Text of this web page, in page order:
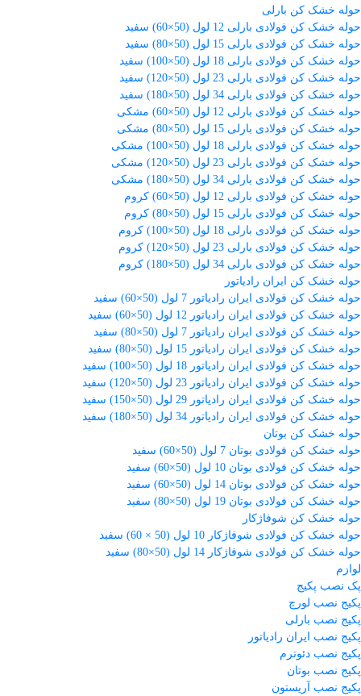
حوله خشک کن بارلی
حوله خشک کن فولادی بارلی 12 لول (50×60) سفید
حوله خشک کن فولادی بارلی 15 لول (50×80) سفید
حوله خشک کن فولادی بارلی 18 لول (50×100) سفید
حوله خشک کن فولادی بارلی 23 لول (50×120) سفید
حوله خشک کن فولادی بارلی 34 لول (50×180) سفید
حوله خشک کن فولادی بارلی 12 لول (50×60) مشکی
حوله خشک کن فولادی بارلی 15 لول (50×80) مشکی
حوله خشک کن فولادی بارلی 18 لول (50×100) مشکی
حوله خشک کن فولادی بارلی 23 لول (50×120) مشکی
حوله خشک کن فولادی بارلی 34 لول (50×180) مشکی
حوله خشک کن فولادی بارلی 12 لول (50×60) کروم
حوله خشک کن فولادی بارلی 15 لول (50×80) کروم
حوله خشک کن فولادی بارلی 18 لول (50×100) کروم
حوله خشک کن فولادی بارلی 23 لول (50×120) کروم
حوله خشک کن فولادی بارلی 34 لول (50×180) کروم
حوله خشک کن ایران رادیاتور
حوله خشک کن فولادی ایران رادیاتور 7 لول (50×60) سفید
حوله خشک کن فولادی ایران رادیاتور 12 لول (50×60) سفید
حوله خشک کن فولادی ایران رادیاتور 7 لول (50×80) سفید
حوله خشک کن فولادی ایران رادیاتور 15 لول (50×80) سفید
حوله خشک کن فولادی ایران رادیاتور 18 لول (50×100) سفید
حوله خشک کن فولادی ایران رادیاتور 23 لول (50×120) سفید
حوله خشک کن فولادی ایران رادیاتور 29 لول (50×150) سفید
حوله خشک کن فولادی ایران رادیاتور 34 لول (50×180) سفید
حوله خشک کن بوتان
حوله خشک کن فولادی بوتان 7 لول (50×60) سفید
حوله خشک کن فولادی بوتان 10 لول (50×60) سفید
حوله خشک کن فولادی بوتان 14 لول (50×60) سفید
حوله خشک کن فولادی بوتان 19 لول (50×80) سفید
حوله خشک کن شوفاژکار
حوله خشک کن فولادی شوفاژکار 10 لول (50 × 60) سفید
حوله خشک کن فولادی شوفاژکار 14 لول (50×80) سفید
لوازم
پک نصب پکیج
پکیج نصب لورچ
پکیج نصب بارلی
پکیج نصب ایران رادیاتور
پکیج نصب دئوترم
پکیج نصب بوتان
پکیج نصب آریستون